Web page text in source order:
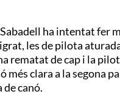
ha intentat fer
les de pilota
rematat de cap i la
clara a la segona
de canó.